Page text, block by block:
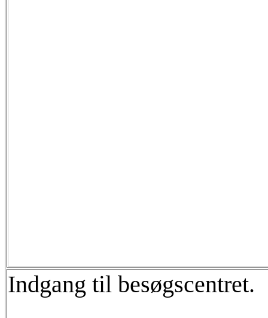
Indgang til besøgscentret.